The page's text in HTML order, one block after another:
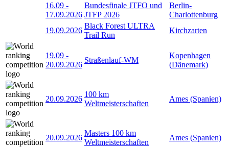
16.09 -
17.09.2026
Bundesfinale JTFO und
JTFP 2026
Berlin-
Charlottenburg
19.09.2026
Black Forest ULTRA
Trail Run
Kirchzarten
19.09 -
20.09.2026
Straßenlauf-WM
Kopenhagen
(Dänemark)
20.09.2026
100 km
Weltmeisterschaften
Ames (Spanien)
20.09.2026
Masters 100 km
Weltmeisterschaften
Ames (Spanien)